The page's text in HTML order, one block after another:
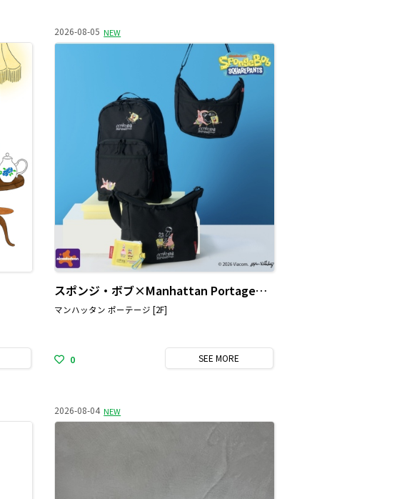
2026-08-05 NEW
スポンジ・ボブ×Manhattan Portageのコラボ・コレクション発売
マンハッタン ポーテージ [2F]
0 SEEMORE
2026-08-04 NEW